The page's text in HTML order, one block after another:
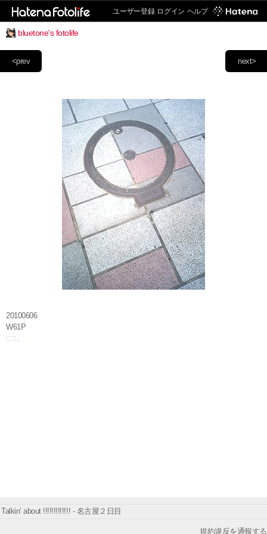
ユーザー登録 ログイン ヘルプ
bluetone's fotolife
next>
<prev
20100606
W61P
Talkin’ about !!!!!!!!!!!!! - 名古屋２日目
規約違反を通報する